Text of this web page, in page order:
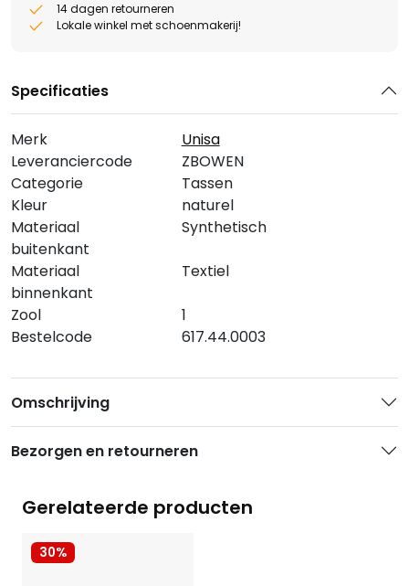
14 dagen retourneren
Lokale winkel met schoenmakerij!
Specificaties
Merk
Unisa
Leveranciercode
ZBOWEN
Categorie
Tassen
Kleur
naturel
Materiaal
buitenkant
Synthetisch
Materiaal
binnenkant
Textiel
Zool
1
Bestelcode
617.44.0003
Omschrijving
Bezorgen en retourneren
Gerelateerde producten
30%